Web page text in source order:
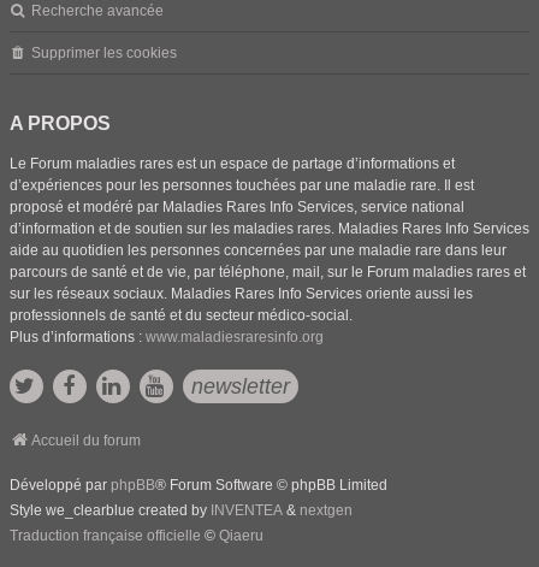
Recherche avancée
Supprimer les cookies
A PROPOS
Le Forum maladies rares est un espace de partage d’informations et
d’expériences pour les personnes touchées par une maladie rare. Il est
proposé et modéré par Maladies Rares Info Services, service national
d’information et de soutien sur les maladies rares. Maladies Rares Info Services
aide au quotidien les personnes concernées par une maladie rare dans leur
parcours de santé et de vie, par téléphone, mail, sur le Forum maladies rares et
sur les réseaux sociaux. Maladies Rares Info Services oriente aussi les
professionnels de santé et du secteur médico-social.
Plus d’informations : www.maladiesraresinfo.org
newsletter
Accueil du forum
Développé par phpBB® Forum Software © phpBB Limited
Style we_clearblue created by INVENTEA & nextgen
Traduction française officielle © Qiaeru